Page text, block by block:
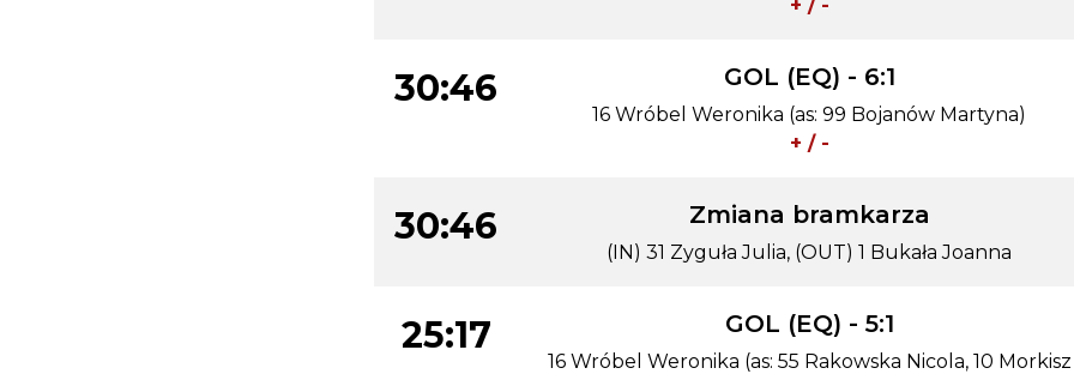
+ / -
30:46 GOL (EQ) - 6:1
16 Wróbel Weronika (as: 99 Bojanów Martyna)
+ / -
30:46 Zmiana bramkarza
(IN) 31 Zyguła Julia, (OUT) 1 Bukała Joanna
25:17 GOL (EQ) - 5:1
16 Wróbel Weronika (as: 55 Rakowska Nicola, 10 Morkisz